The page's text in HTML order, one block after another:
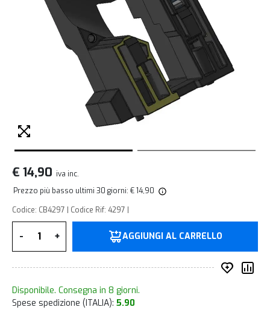
€ 14,90 iva inc.
Prezzo più basso ultimi 30 giorni: € 14,90
Codice: CB4297 | Codice Rif: 4297 |
- + AGGIUNGI AL CARRELLO
Disponibile. Consegna in 8 giorni.
Spese spedizione (ITALIA): 5.90